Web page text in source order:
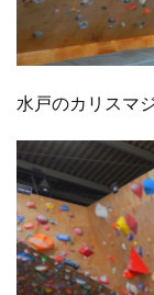
水戸のカリスマ